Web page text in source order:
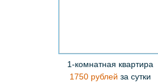
1-комнатная квартира
1750 рублей за сутки